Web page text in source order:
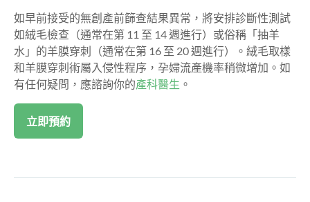
如早前接受的無創產前篩查結果異常，將安排診斷性測試
如絨毛檢查（通常在第 11 至 14 週進行）或俗稱「抽羊
水」的羊膜穿刺（通常在第 16 至 20 週進行）。絨毛取樣
和羊膜穿刺術屬入侵性程序，孕婦流產機率稍微增加。如
有任何疑問，應諮詢你的產科醫生 。
立即預約